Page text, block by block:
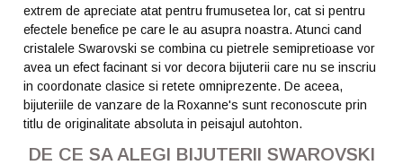
extrem de apreciate atat pentru frumusetea lor, cat si pentru
efectele benefice pe care le au asupra noastra. Atunci cand
cristalele Swarovski se combina cu pietrele semipretioase vor
avea un efect facinant si vor decora bijuterii care nu se inscriu
in coordonate clasice si retete omniprezente. De aceea,
bijuteriile de vanzare de la Roxanne's sunt reconoscute prin
titlu de originalitate absoluta in peisajul autohton.
DE CE SA ALEGI BIJUTERII SWAROVSKI